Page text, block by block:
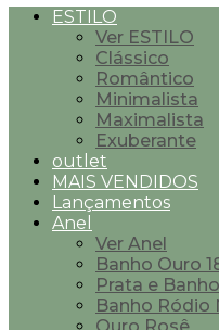
ESTILO
Ver ESTILO
Clássico
Romântico
Minimalista
Maximalista
Exuberante
outlet
MAIS VENDIDOS
Lançamentos
Anel
Ver Anel
Banho Ouro
Prata e
Banho Ródio